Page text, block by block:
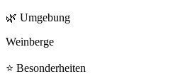
🌿 Umgebung
Weinberge
⭐ Besonderheiten